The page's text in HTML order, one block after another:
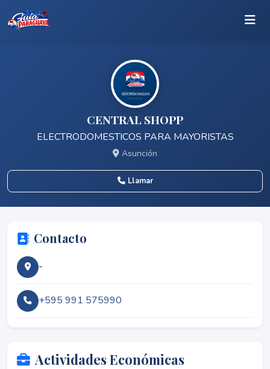
CENTRAL SHOPP
ELECTRODOMESTICOS PARA MAYORISTAS
Asunción
Llamar
Contacto
-
+595 991 575990
Actividades Económicas